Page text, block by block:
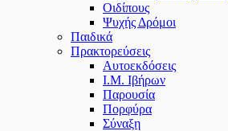
Οιδίπους
Ψυχής Δρόμοι
Παιδικά
Πρακτoρεύσεις
Αυτοεκδόσεις
Ι.Μ. Ιβήρων
Παρουσία
Πορφύρα
Σύναξη